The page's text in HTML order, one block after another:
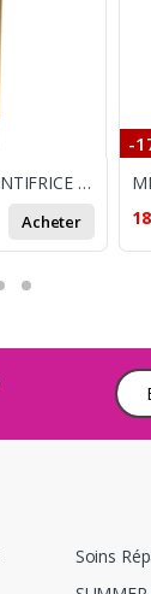
ELGYDIUM GEL DENTIFRICE MULTI ACTIONS 75ML
Acheter
-
Soins